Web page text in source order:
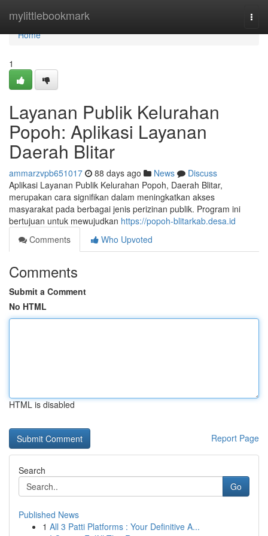
mylittlebookmark
Home
Home
1
Layanan Publik Kelurahan
Popoh: Aplikasi Layanan
Daerah Blitar
ammarzvpb651017 88 days ago News
Discuss
Aplikasi Layanan Publik Kelurahan Popoh, Daerah Blitar,
merupakan cara signifikan dalam meningkatkan akses
masyarakat pada berbagai jenis perizinan publik. Program ini
bertujuan untuk mewujudkan https://popoh-blitarkab.desa.id
Comments
Who Upvoted
Comments
Submit a Comment
No HTML
HTML is disabled
Report Page
Search
Go
Published News
1 All 3 Patti Platforms : Your Definitive A...